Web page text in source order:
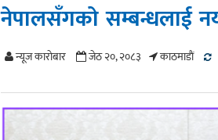
नेपालसँगको सम्बन्धलाई
न्यूज काराेबार जेठ २०, २०८३ काठमाडाैं